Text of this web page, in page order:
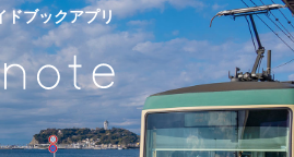
ドブックアプリ